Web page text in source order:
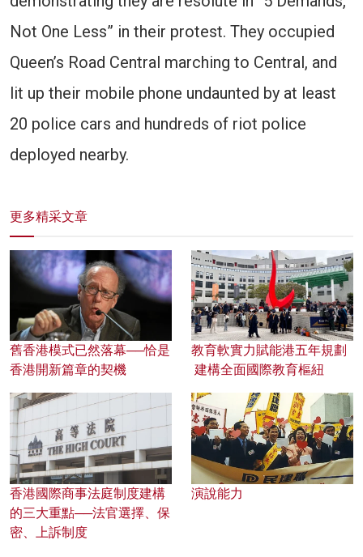
Not One Less” in their protest. They occupied
Queen’s Road Central marching to Central, and
lit up their mobile phone undaunted by at least
20 police cars and hundreds of riot police
deployed nearby.
更多精采文章
舊香港模式已然落幕──恰是
香港開新篇章的契機
教育軟實力賦能港五年規劃
建構全面國際教育樞紐
香港國際商事法庭制度建構
的三大重點──法官選擇、保
密、上訴制度
演說能力